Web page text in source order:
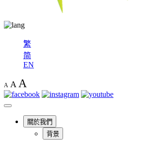
繁
简
EN
A A A
關於我們
背景